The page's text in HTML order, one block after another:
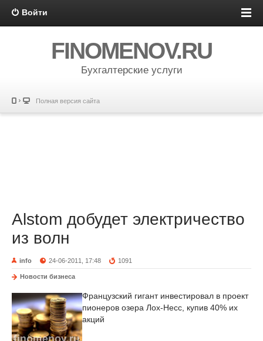
Войти
FINOMENOV.RU
Бухгалтерские услуги
Полная версия сайта
Alstom добудет электричество
из волн
info 24-06-2011, 17:48 1091
Новости бизнеса
Французский гигант инвестировал в проект
пионеров озера Лох-Несс, купив 40% их
акций